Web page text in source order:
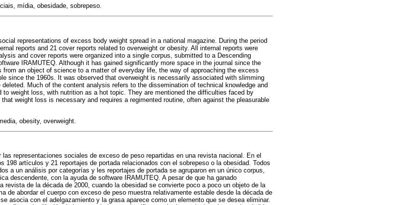
mídia, obesidade, sobrepeso.
representations of excess body weight spread in a national magazine. During the period
reports and 21 cover reports related to overweight or obesity. All internal reports were
and cover reports were organized into a single corpus, submitted to a Descending
IRAMUTEQ. Although it has gained significantly more space in the journal since the
from an object of science to a matter of everyday life, the way of approaching the excess
since the 1960s. It was observed that overweight is necessarily associated with slimming
Much of the content analysis refers to the dissemination of technical knowledge and
weight loss, with nutrition as a hot topic. They are mentioned the difficulties faced by
weight loss is necessary and requires a regimented routine, often against the pleasurable
obesity, overweight.
representaciones sociales de exceso de peso repartidas en una revista nacional. En el
198 artículos y 21 reportajes de portada relacionados con el sobrepeso o la obesidad. Todos
a un análisis por categorías y les reportajes de portada se agruparon en un único corpus,
descendente, con la ayuda de software IRAMUTEQ. A pesar de que ha ganado
revista de la década de 2000, cuando la obesidad se convierte poco a poco un objeto de la
de abordar el cuerpo con exceso de peso muestra relativamente estable desde la década de
asocia con el adelgazamiento y la grasa aparece como un elemento que se desea eliminar.